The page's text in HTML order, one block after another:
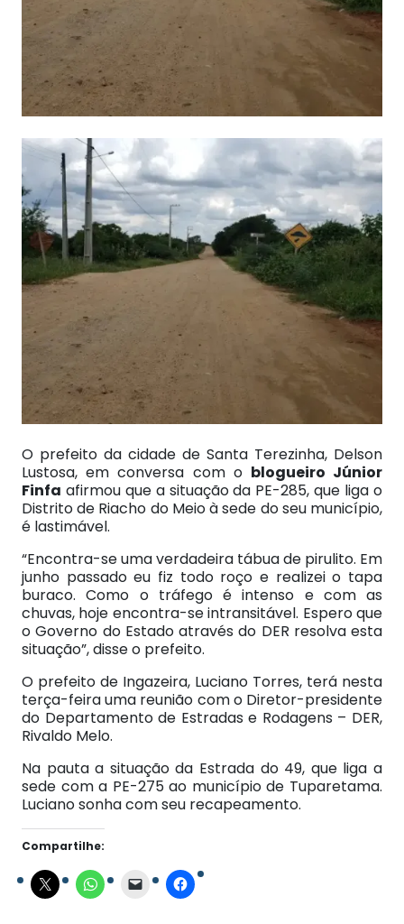
O prefeito da cidade de Santa Terezinha, Delson
Lustosa, em conversa com o blogueiro Júnior
Finfa afirmou que a situação da PE-285, que liga o
Distrito de Riacho do Meio à sede do seu município,
é lastimável.
“Encontra-se uma verdadeira tábua de pirulito. Em
junho passado eu fiz todo roço e realizei o tapa
buraco. Como o tráfego é intenso e com as
chuvas, hoje encontra-se intransitável. Espero que
o Governo do Estado através do DER resolva esta
situação”, disse o prefeito.
O prefeito de Ingazeira, Luciano Torres, terá nesta
terça-feira uma reunião com o Diretor-presidente
do Departamento de Estradas e Rodagens – DER,
Rivaldo Melo.
Na pauta a situação da Estrada do 49, que liga a
sede com a PE-275 ao município de Tuparetama.
Luciano sonha com seu recapeamento.
Compartilhe: